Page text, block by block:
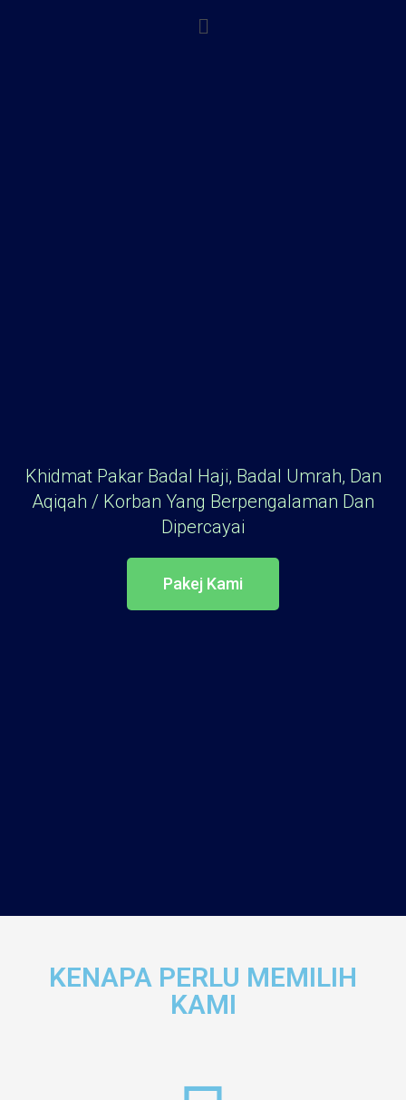
Khidmat Pakar Badal Haji, Badal Umrah, Dan
Aqiqah / Korban Yang Berpengalaman Dan
Dipercayai
Pakej Kami
KENAPA PERLU MEMILIH
KAMI